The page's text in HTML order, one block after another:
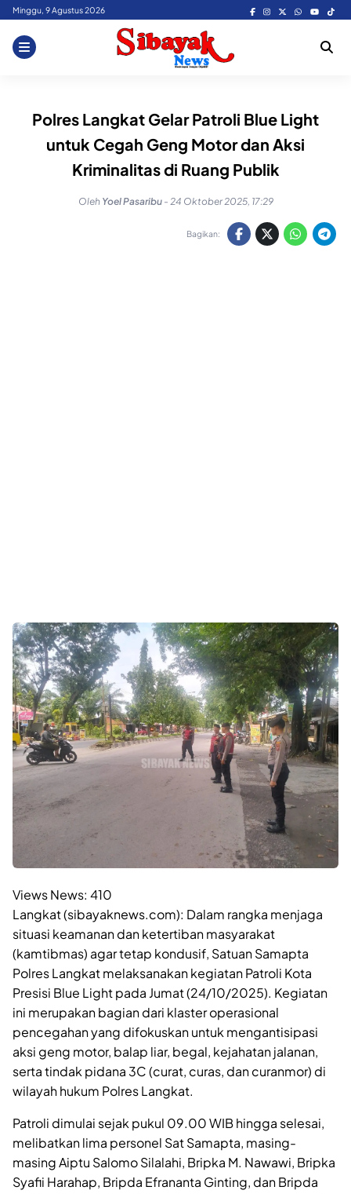
Skip
content
Minggu, 9 Agustus 2026
Polres Langkat Gelar Patroli Blue Light
untuk Cegah Geng Motor dan Aksi
Kriminalitas di Ruang Publik
Oleh Yoel Pasaribu - 24 Oktober 2025, 17:29
Bagikan:
Views News: 410
Langkat (sibayaknews.com): Dalam rangka menjaga
situasi keamanan dan ketertiban masyarakat
(kamtibmas) agar tetap kondusif, Satuan Samapta
Polres Langkat melaksanakan kegiatan Patroli Kota
Presisi Blue Light pada Jumat (24/10/2025). Kegiatan
ini merupakan bagian dari klaster operasional
pencegahan yang difokuskan untuk mengantisipasi
aksi geng motor, balap liar, begal, kejahatan jalanan,
serta tindak pidana 3C (curat, curas, dan curanmor) di
wilayah hukum Polres Langkat.
Patroli dimulai sejak pukul 09.00 WIB hingga selesai,
melibatkan lima personel Sat Samapta, masing-
masing Aiptu Salomo Silalahi, Bripka M. Nawawi, Bripka
Syafii Harahap, Bripda Efrananta Ginting, dan Bripda